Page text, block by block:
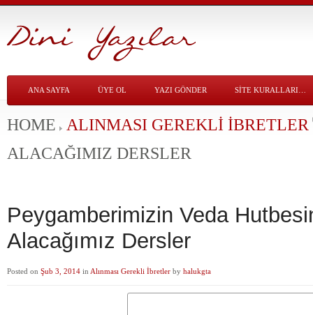
ANA SAYFA ÜYE OL YAZI GÖNDER SITE KURALLARI…
HOME
ALINMASI GEREKLI İBRETLER
ALACAĞIMIZ DERSLER
Peygamberimizin Veda
Alacağımız Dersler
Posted on Şub 3, 2014 in Alınması Gerekli İbretler by halukgta